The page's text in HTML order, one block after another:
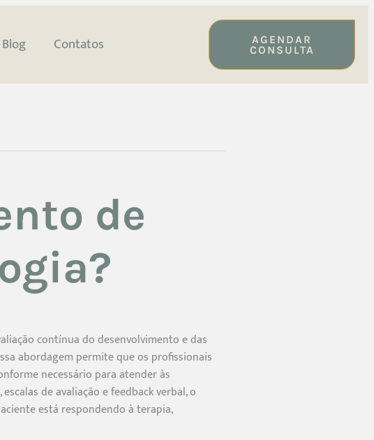
Blog Contatos AGENDAR
CONSULTA
de
contínua do desenvolvimento e das
abordagem permite que os profissionais
necessário para atender às
de avaliação e feedback verbal, o
está respondendo à terapia,